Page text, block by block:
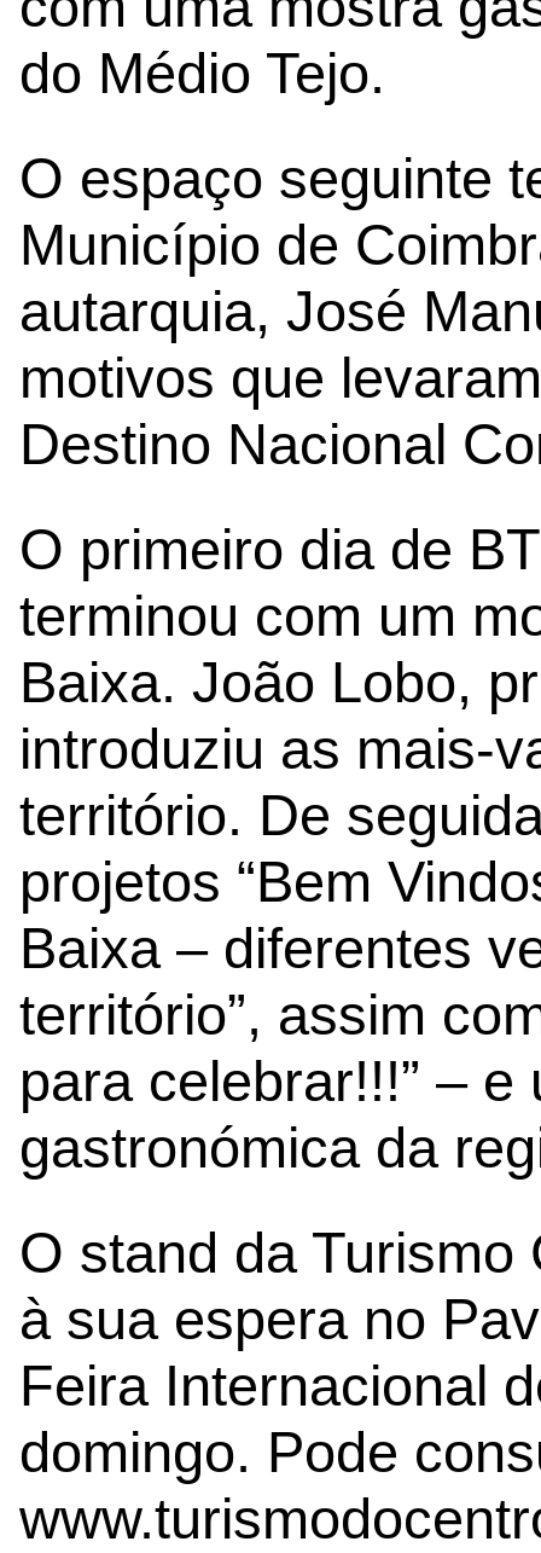
do Médio Tejo.
O espaço seguinte
Município de
autarquia, José
motivos que
Destino Nacional
O primeiro dia de
terminou com um
Baixa. João Lobo,
introduziu as mais-
território. De
projetos “Bem
Baixa – diferentes
território”, assim
para celebrar!!!” – e
gastronómica da
O stand da Turismo
à sua espera no
Feira Internacional
domingo. Pode